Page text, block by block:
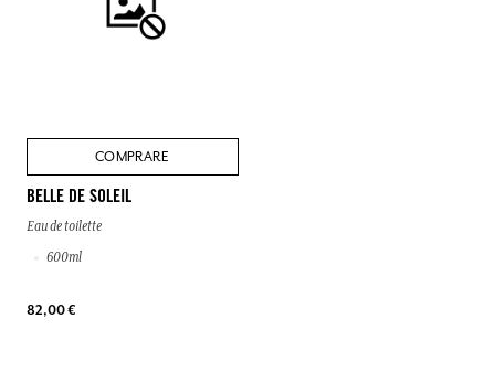
COMPRARE
BELLE DE SOLEIL
Eau de toilette
600ml
82,00 €